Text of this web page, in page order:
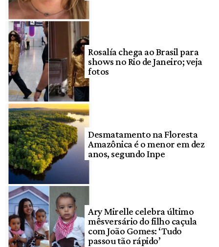
Rosalía chega ao Brasil para
shows no Rio de Janeiro; veja
fotos
Desmatamento na Floresta
Amazônica é o menor em dez
anos, segundo Inpe
Ary Mirelle celebra último
mêsversário do filho caçula
com João Gomes: ‘Tudo
passou tão rápido’